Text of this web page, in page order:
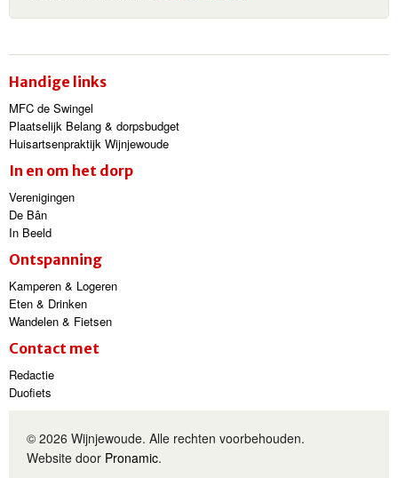
Handige links
MFC de Swingel
Plaatselijk Belang & dorpsbudget
Huisartsenpraktijk Wijnjewoude
In en om het dorp
Verenigingen
De Bân
In Beeld
Ontspanning
Kamperen & Logeren
Eten & Drinken
Wandelen & Fietsen
Contact met
Redactie
Duofiets
© 2026 Wijnjewoude. Alle rechten voorbehouden.
Website door Pronamic.